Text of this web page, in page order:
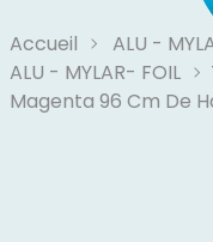
Accueil ALU -
ALU - MYLAR- FOIL
Magenta 96 Cm De